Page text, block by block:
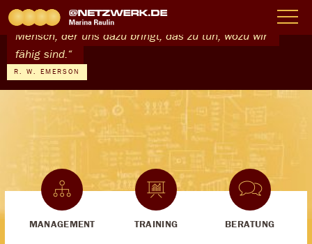
„Das, was wir Menschen am meisten
ein
Mensch, der uns dazu bringt, das zu tun, wozu wir
fähig sind.“
R. W. EMERSON
MANAGEMENT TRAINING BERATUNG